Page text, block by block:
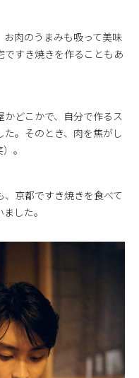
肉のうまみも吸って美味
ですき焼きを作ることもあ
どこかで、自分で作るス
。そのとき、肉を焦がし
。
京都ですき焼きを食べて
した。